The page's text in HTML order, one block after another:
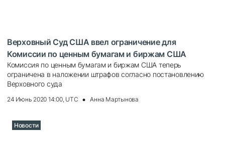
Верховный Суд США ввел ограничение для
Комиссии по ценным бумагам и биржам США
Комиссия по ценным бумагам и биржам США теперь
ограничена в наложении штрафов согласно постановлению
Верховного суда
24 Июнь 2020 14:00, UTC Анна Мартынова
Новости